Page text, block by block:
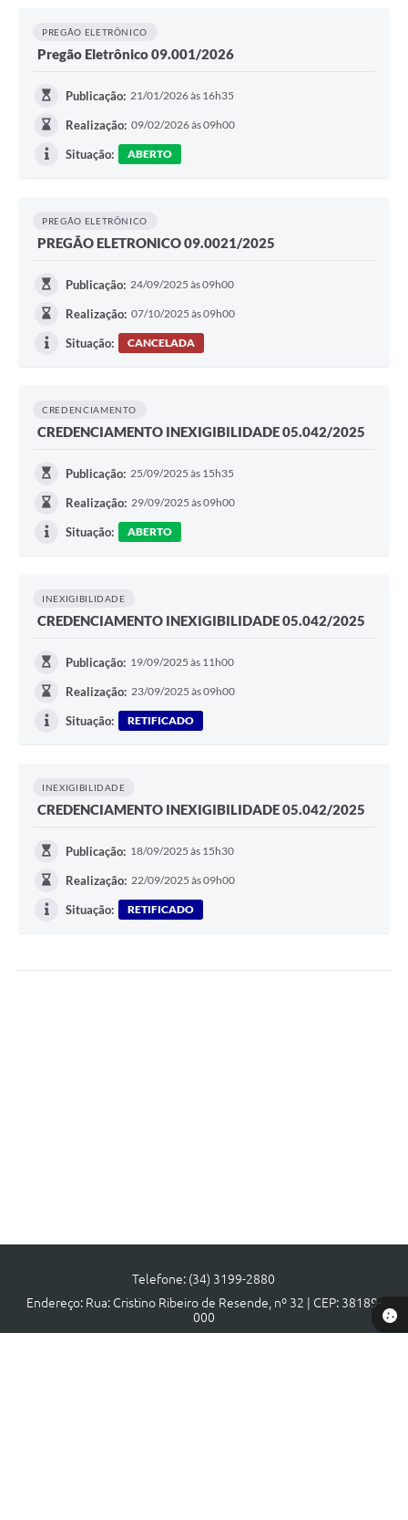
PREGÃO ELETRÔNICO
Pregão Eletrônico 09.001/2026
Publicação: 21/01/2026 às 16h35
Realização: 09/02/2026 às 09h00
Situação: ABERTO
PREGÃO ELETRÔNICO
PREGÃO ELETRONICO 09.0021/2025
Publicação: 24/09/2025 às 09h00
Realização: 07/10/2025 às 09h00
Situação: CANCELADA
CREDENCIAMENTO
CREDENCIAMENTO INEXIGIBILIDADE 05.042/2025
Publicação: 25/09/2025 às 15h35
Realização: 29/09/2025 às 09h00
Situação: ABERTO
INEXIGIBILIDADE
CREDENCIAMENTO INEXIGIBILIDADE 05.042/2025
Publicação: 19/09/2025 às 11h00
Realização: 23/09/2025 às 09h00
Situação: RETIFICADO
INEXIGIBILIDADE
CREDENCIAMENTO INEXIGIBILIDADE 05.042/2025
Publicação: 18/09/2025 às 15h30
Realização: 22/09/2025 às 09h00
Situação: RETIFICADO
Telefone: (34) 3199-2880
Endereço: Rua: Cristino Ribeiro de Resende, nº 32 | CEP: 38189-
000